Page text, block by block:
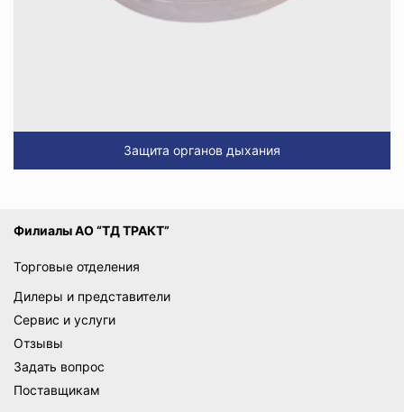
Защита органов дыхания
Филиалы АО “ТД ТРАКТ”
Торговые отделения
Дилеры и представители
Сервис и услуги
Отзывы
Задать вопрос
Поставщикам